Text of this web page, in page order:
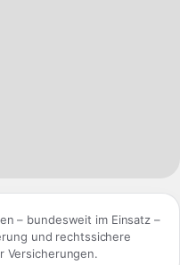
– bundesweit im Einsatz –
und rechtssichere
Versicherungen.